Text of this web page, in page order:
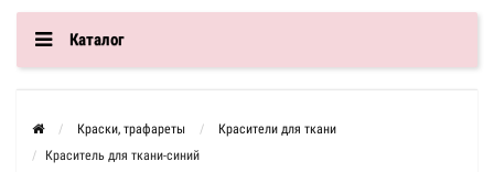
Каталог
Краски, трафареты
Красители для ткани
Краситель для ткани-синий